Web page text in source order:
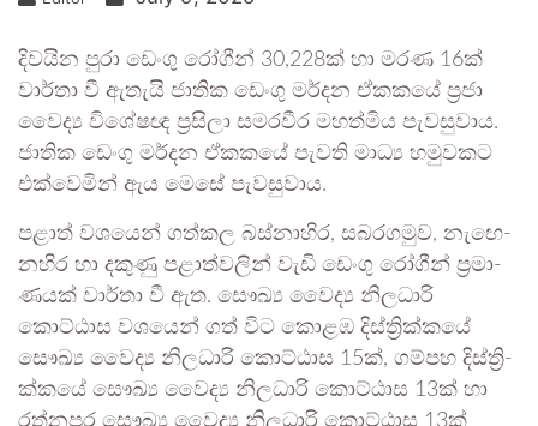
දිව­යින පුරා ඩෙංගු රෝගීන් 30,228ක් හා මරණ 16ක්
වාර්තා වී ඇතැයි ජාතික ඩෙංගු මර්දන ඒක­කයේ ප්‍රජා
වෛද්‍ය විශේ­ෂඥ ප්‍රසිලා සම­ර­වීර මහ­ත්මිය පැව­සු­වාය.
ජාතික ඩෙංගු මර්දන ඒක­කයේ පැවති මාධ්‍ය හමු­ව­කට
එක්වෙ­මින් ඇය මෙසේ පැව­සු­වාය.
පළාත් වශ­යෙන් ගත්කල බස්නා­හිර, සබ­ර­ග­මුව, නැඟෙ­
න­හිර හා දකුණු පළා­ත්ව­ලින් වැඩි ඩෙංගු රෝගීන් ප්‍රමා­
ණ­යක් වාර්තා වී ඇත. සෞඛ්‍ය වෛද්‍ය නිල­ධාරි
කොට්ඨාස වශ­යෙන් ගත් විට කොළඹ දිස්ත්‍රි­ක්කයේ
සෞඛ්‍ය වෛද්‍ය නිල­ධාරි කොට්ඨාස 15ක්, ගම්පහ දිස්ත්‍රි­
ක්කයේ සෞඛ්‍ය වෛද්‍ය නිල­ධාරි කොට්ඨාස 13ක් හා
රත්න­පුර සෞඛ්‍ය වෛද්‍ය නිල­ධාරි කොට්ඨාස 13ක්